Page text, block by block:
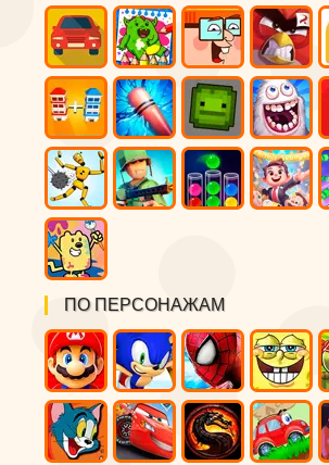
ПО ПЕРСОНАЖАМ